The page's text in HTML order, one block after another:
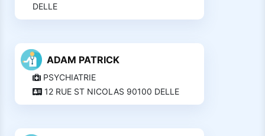
DELLE
ADAM PATRICK
PSYCHIATRIE
12 RUE ST NICOLAS 90100 DELLE